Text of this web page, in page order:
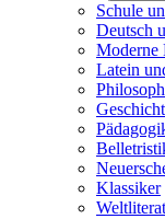
Schule
Deutsch
Moderne
Latein
Klassiker